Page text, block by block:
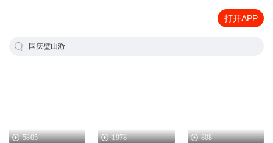
打开APP
国庆璧山游
5805 1978 808